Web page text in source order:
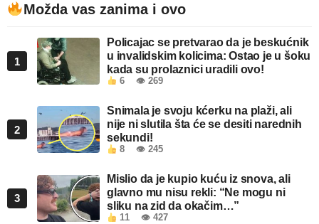
Možda vas zanima i ovo
1
Policajac se pretvarao da je beskućnik
u invalidskim kolicima: Ostao je u šoku
kada su prolaznici uradili ovo!
6 👁 269
2
Snimala je svoju kćerku na plaži, ali
nije ni slutila šta će se desiti narednih
sekundi!
8 👁 245
3
Mislio da je kupio kuću iz snova, ali
glavno mu nisu rekli: “Ne mogu ni
sliku na zid da okačim…”
11 👁 427